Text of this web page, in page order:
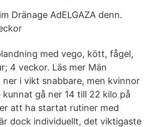
Dränage AdELGAZA denn.
med vego, kött, fågel,
4 veckor. Läs mer Män
i vikt snabbare, men kvinnor
gå ner 14 till 22 kilo på
att ha startat rutiner med
dock individuellt, det viktigaste